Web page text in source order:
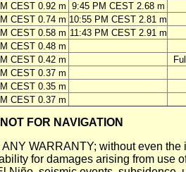
CEST 0.92 m 9:45 PM CEST 2.68 m
CEST 0.74 m 10:55 PM CEST 2.81 m
CEST 0.58 m 11:43 PM CEST 2.91 m
CEST 0.48 m
CEST 0.42 m
CEST 0.37 m
CEST 0.35 m
CEST 0.37 m
NOT FOR NAVIGATION
WARRANTY; without even
for damages arising from use